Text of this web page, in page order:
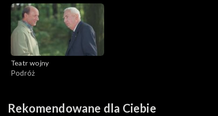
Teatr wojny
Podróż
Rekomendowane dla Ciebie